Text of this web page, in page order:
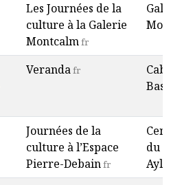
Les Journées de la
culture à la Galerie
Montcalmfr
Verandafr
Journées de la
culture à l’Espace
Pierre-Debainfr
du